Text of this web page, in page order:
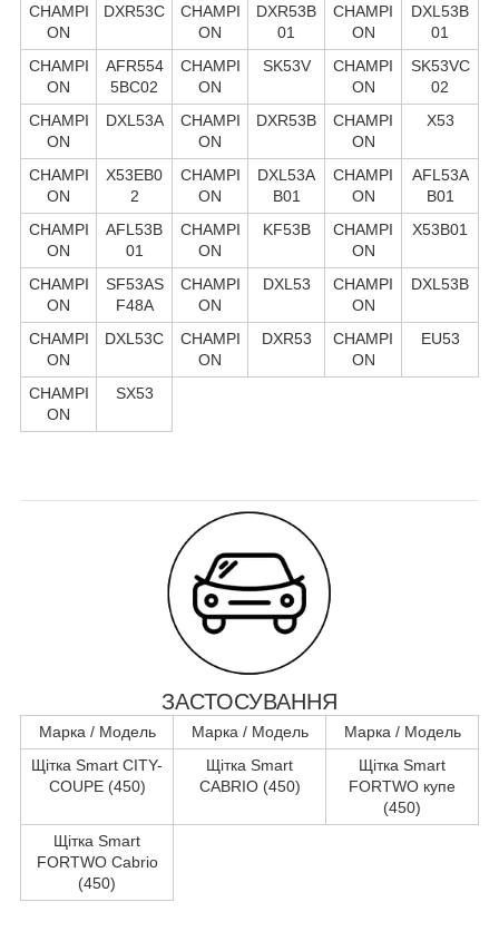
CHAMPI
ON
DXR53C
CHAMPI
ON
DXR53B
01
CHAMPI
ON
DXL53B
01
CHAMPI
ON
AFR554
5BC02
CHAMPI
ON
SK53V
CHAMPI
ON
SK53VC
02
CHAMPI
ON
DXL53A
CHAMPI
ON
DXR53B
CHAMPI
ON
X53
CHAMPI
ON
X53EB0
2
CHAMPI
ON
DXL53A
B01
CHAMPI
ON
AFL53A
B01
CHAMPI
ON
AFL53B
01
CHAMPI
ON
KF53B
CHAMPI
ON
X53B01
CHAMPI
ON
SF53AS
F48A
CHAMPI
ON
DXL53
CHAMPI
ON
DXL53B
CHAMPI
ON
DXL53C
CHAMPI
ON
DXR53
CHAMPI
ON
EU53
CHAMPI
ON
SX53
ЗАСТОСУВАННЯ
Марка / Модель Марка / Модель
Марка / Модель
Щітка Smart CITY-
COUPE (450)
Щітка Smart
CABRIO (450)
Щітка Smart
FORTWO купе
(450)
Щітка Smart
FORTWO Cabrio
(450)